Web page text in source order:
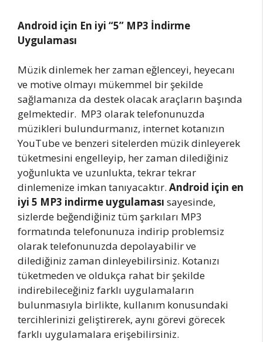
Android için En iyi “5” MP3 İndirme
Uygulaması
Müzik dinlemek her zaman eğlenceyi, heyecanı
ve motive olmayı mükemmel bir şekilde
sağlamanıza da destek olacak araçların başında
gelmektedir. MP3 olarak telefonunuzda
müzikleri bulundurmanız, internet kotanızın
YouTube ve benzeri sitelerden müzik dinleyerek
tüketmesini engelleyip, her zaman dilediğiniz
yoğunlukta ve uzunlukta, tekrar tekrar
dinlemenize imkan tanıyacaktır. Android için en
iyi 5 MP3 indirme uygulaması sayesinde,
sizlerde beğendiğiniz tüm şarkıları MP3
formatında telefonunuza indirip problemsiz
olarak telefonunuzda depolayabilir ve
dilediğiniz zaman dinleyebilirsiniz. Kotanızı
tüketmeden ve oldukça rahat bir şekilde
indirebileceğiniz farklı uygulamaların
bulunmasıyla birlikte, kullanım konusundaki
tercihlerinizi geliştirerek, aynı görevi görecek
farklı uygulamalara erişebilirsiniz.